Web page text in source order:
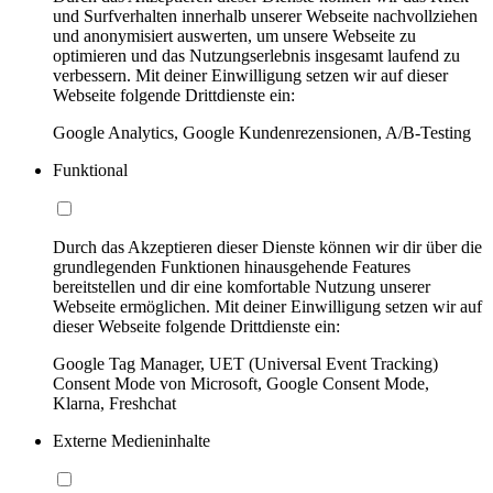
und Surfverhalten innerhalb unserer Webseite nachvollziehen
und anonymisiert auswerten, um unsere Webseite zu
optimieren und das Nutzungserlebnis insgesamt laufend zu
verbessern. Mit deiner Einwilligung setzen wir auf dieser
Webseite folgende Drittdienste ein:
Google Analytics, Google Kundenrezensionen, A/B-Testing
Funktional
Durch das Akzeptieren dieser Dienste können wir dir über die
grundlegenden Funktionen hinausgehende Features
bereitstellen und dir eine komfortable Nutzung unserer
Webseite ermöglichen. Mit deiner Einwilligung setzen wir auf
dieser Webseite folgende Drittdienste ein:
Google Tag Manager, UET (Universal Event Tracking)
Consent Mode von Microsoft, Google Consent Mode,
Klarna, Freshchat
Externe Medieninhalte